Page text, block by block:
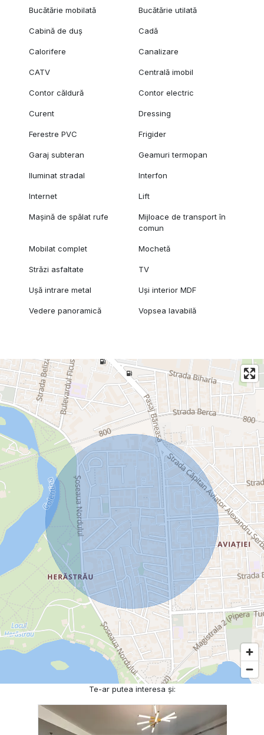
Bucătărie mobilată Bucătărie utilată
Cabină de duș Cadă
Calorifere Canalizare
CATV Centrală imobil
Contor căldură Contor electric
Curent Dressing
Ferestre PVC Frigider
Garaj subteran Geamuri termopan
Iluminat stradal Interfon
Internet Lift
Mașină de spălat rufe
Mijloace de transport în
comun
Mobilat complet Mochetă
Străzi asfaltate TV
Ușă intrare metal Uși interior MDF
Vedere panoramică Vopsea lavabilă
Te-ar putea interesa și: